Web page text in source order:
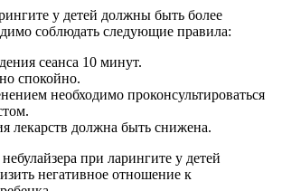
у детей должны быть более
соблюдать следующие правила:
сеанса 10 минут.
спокойно.
необходимо проконсультироваться
лекарств должна быть снижена.
при ларингите у детей
негативное отношение к